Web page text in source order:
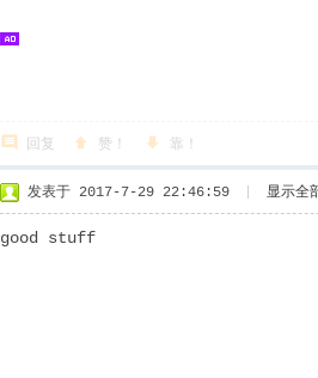
回复 赞！ 靠！
发表于 2017-7-29 22:46:59 显示全
good stuff